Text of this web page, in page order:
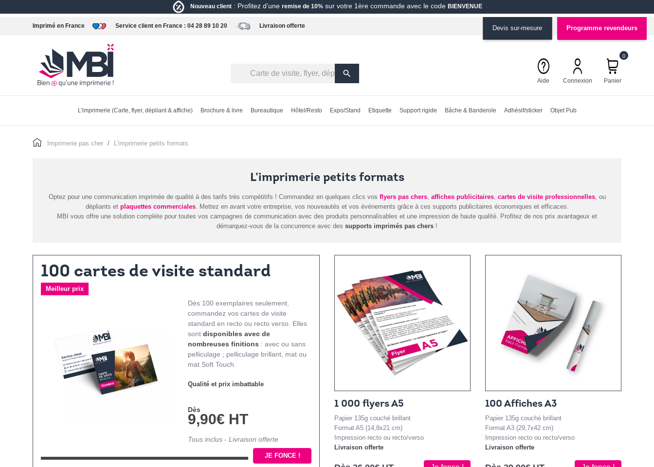
Nouveau client : Profitez d’une remise de 10% sur votre 1ère commande avec le code BIENVENUE
Imprimé en France Service client en France : 04 28 89 10 20 Livraison offerte Devis sur-mesure Programme revendeurs
search
Aide Connexion Panier
0
L'imprimerie (Carte, flyer, dépliant & affiche) Brochure & livre Bureautique Hôtel/Resto Expo/Stand Etiquette Support rigide Bâche & Banderole Adhésif/sticker Objet Pub
imprimerie pas cher l'imprimerie petits formats
L'imprimerie petits formats
Optez pour une communication imprimée de qualité à des tarifs très compétitifs ! Commandez en quelques clics vos flyers pas chers, affiches publicitaires, cartes de visite professionnelles, ou
dépliants et plaquettes commerciales. Mettez en avant votre entreprise, vos nouveautés et vos événements grâce à ces supports publicitaires économiques et efficaces.
MBI vous offre une solution complète pour toutes vos campagnes de communication avec des produits personnalisables et une impression de haute qualité. Profitez de nos prix avantageux et
démarquez-vous de la concurrence avec des supports imprimés pas chers !
Meilleur prix
100 cartes de visite standard
Dès 100 exemplaires seulement,
commandez vos cartes de visite
standard en recto ou recto verso. Elles
sont disponibles avec de
nombreuses finitions : avec ou sans
pelliculage ; pelliculage brillant, mat ou
mat Soft Touch.
Qualité et prix imbattable
Dès
9,90€ HT
Tous inclus - Livraison offerte
JE FONCE !
1 000 flyers A5
Papier 135g couché brillant
Format A5 (14,8x21 cm)
Impression recto ou recto/verso
Livraison offerte
100 Affiches A3
Papier 135g couché brillant
Format A3 (29,7x42 cm)
Impression recto ou recto/verso
Livraison offerte